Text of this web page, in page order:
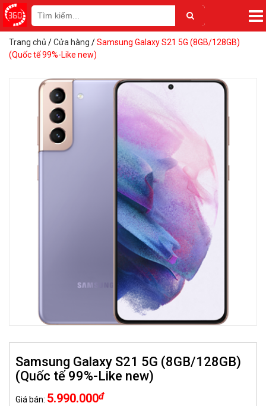
Trang chủ /Cửa hàng /Samsung Galaxy S21 5G (8GB/128GB)
(Quốc tế 99%-Like new)
Samsung Galaxy S21 5G (8GB/128GB)
(Quốc tế 99%-Like new)
Giá bán: 5.990.000đ